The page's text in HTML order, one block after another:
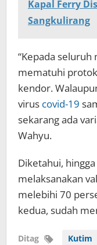
Kapal Ferry
Sangkulirang
“Kepada
mematuhi
kendor.
virus covid-19
sekarang ada
Wahyu.
Diketahui,
melaksanakan
melebihi 70
kedua, sudah
Ditag Kutim